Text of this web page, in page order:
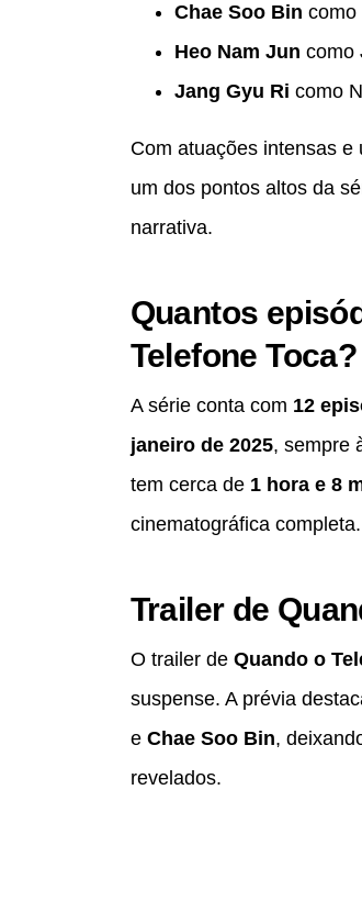
Chae Soo Bin como
Heo Nam Jun como
Jang Gyu Ri como
Com atuações intensas
um dos pontos altos da
narrativa.
Quantos
Telefone Toca?
A série conta com 12
janeiro de 2025, sempre
tem cerca de 1 hora e 8
cinematográfica completa.
Trailer de
O trailer de Quando o
suspense. A prévia
e Chae Soo Bin,
revelados.